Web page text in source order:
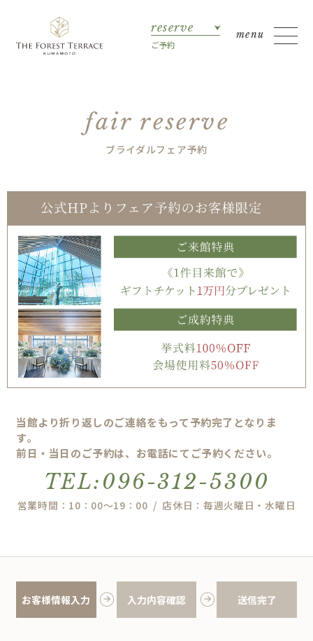
reserve
ご予約
fair reserve
ブライダルフェア予約
当館より折り返しのご連絡をもって予約完了となりま
す。
前日・当日のご予約は、お電話にてご予約ください。
TEL:096-312-5300
営業時間：10：00～19：00 / 店休日：毎週火曜日・水曜日
お客様情報入力 入力内容確認 送信完了